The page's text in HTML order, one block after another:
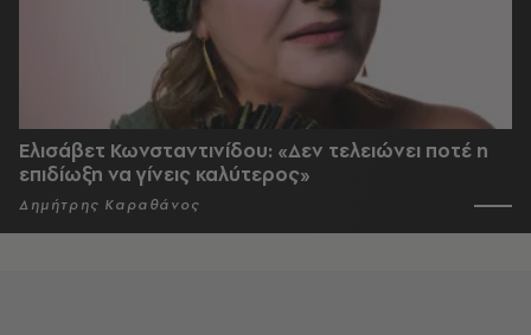
Ελισάβετ Κωνσταντινίδου: «Δεν τελειώνει ποτέ η
επιδίωξη να γίνεις καλύτερος»
Δημήτρης Καραθάνος